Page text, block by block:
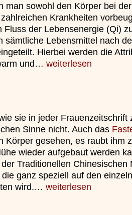
man sowohl den Körper bei
Krankheiten
Fluss der Lebensenergie (Qi)
sämtliche Lebensmittel nach
Hierbei werden die
und… weiterlesen
sie in jeder Frauenzeitschrift
Sinne nicht. Auch das
Körper gesehen, es raubt ihm
wieder aufgebaut werden
Traditionellen Chinesischen
ganz speziell auf den
wird.… weiterlesen
In der TCM sind Experten der Meinung, dass
Organismus einem wiederkehrenden
unterliegt.
»»»